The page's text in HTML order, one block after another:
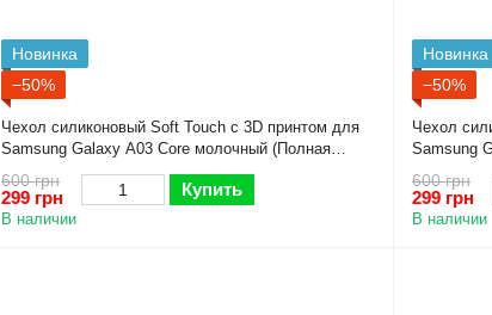
Новинка
−50%
Чехол силиконовый Soft Touch с 3D принтом для
Samsung Galaxy A03 Core молочный (Полная
защита камеры)
600 грн
299 грн Купить
В наличии
Новинка
−50%
Чехол
Samsung
защита
600 грн
299 грн
В наличии